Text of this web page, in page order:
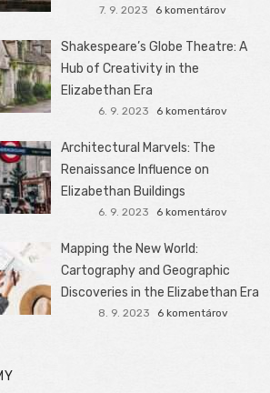
7. 9. 2023 6 komentárov
Shakespeare’s Globe Theatre: A
Hub of Creativity in the
Elizabethan Era
6. 9. 2023 6 komentárov
Architectural Marvels: The
Renaissance Influence on
Elizabethan Buildings
6. 9. 2023 6 komentárov
Mapping the New World:
Cartography and Geographic
Discoveries in the Elizabethan Era
8. 9. 2023 6 komentárov